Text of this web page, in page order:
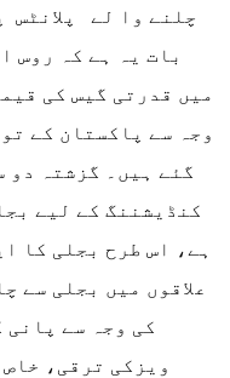
چلنے وا لے پلانٹس
بات یہ ہے کہ روس
میں قدرتی گیس کی
وجہ سے پاکستان کے
گئے ہیں۔ گزشتہ دو
کنڈیشننگ کے لیے
ہے، اس طرح بجلی کا
علاقوں میں بجلی سے
کی وجہ سے
ویزکی ترقی،